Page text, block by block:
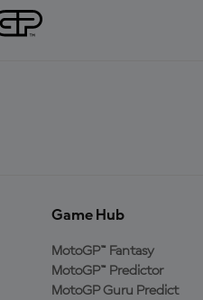
Game Hub
MotoGP™ Fantasy
MotoGP™ Predictor
MotoGP Guru Predict